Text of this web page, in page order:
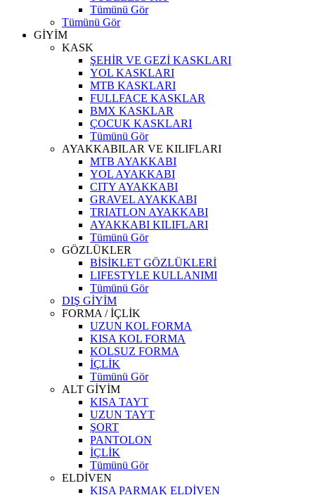
Tümünü Gör
Tümünü Gör
GİYİM
KASK
ŞEHİR VE GEZİ KASKLARI
YOL KASKLARI
MTB KASKLARI
FULLFACE KASKLAR
BMX KASKLAR
ÇOCUK KASKLARI
Tümünü Gör
AYAKKABILAR VE KILIFLARI
MTB AYAKKABI
YOL AYAKKABI
CITY AYAKKABI
GRAVEL AYAKKABI
TRIATLON AYAKKABI
AYAKKABI KILIFLARI
Tümünü Gör
GÖZLÜKLER
BİSİKLET GÖZLÜKLERİ
LIFESTYLE KULLANIMI
Tümünü Gör
DIŞ GİYİM
FORMA / İÇLİK
UZUN KOL FORMA
KISA KOL FORMA
KOLSUZ FORMA
İÇLİK
Tümünü Gör
ALT GİYİM
KISA TAYT
UZUN TAYT
ŞORT
PANTOLON
İÇLİK
Tümünü Gör
ELDİVEN
KISA PARMAK ELDİVEN